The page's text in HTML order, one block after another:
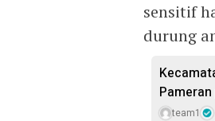
sensitif
durung
team1